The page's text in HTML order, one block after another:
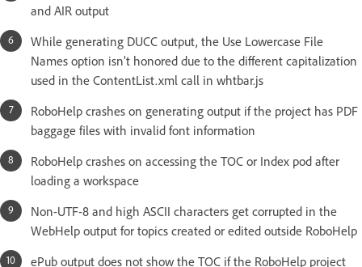
and AIR output
While generating DUCC output, the Use Lowercase File
Names option isn’t honored due to the different capitalization
used in the ContentList.xml call in whtbar.js
RoboHelp crashes on generating output if the project has PDF
baggage files with invalid font information
RoboHelp crashes on accessing the TOC or Index pod after
loading a workspace
Non-UTF-8 and high ASCII characters get corrupted in the
WebHelp output for topics created or edited outside RoboHelp
ePub output does not show the TOC if the RoboHelp project